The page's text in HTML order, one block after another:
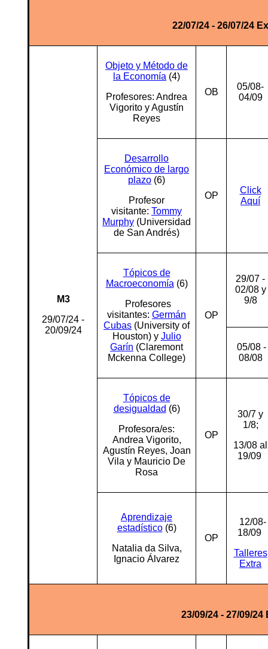
22/07/24 - 26/07/24
M3
29/07/24 -
20/09/24
Objeto y Método de
la Economía (4)
Profesores: Andrea
Vigorito y Agustín
Reyes
OB
05/08-
04/09
Desarrollo
Económico de largo
plazo (6)
Profesor
visitante: Tommy
Murphy (Universidad
de San Andrés)
OP
Click
Aquí
Tópicos de
Macroeconomía (6)
Profesores
visitantes: Germán
Cubas (University of
Houston) y Julio
Garín (Claremont
Mckenna College)
OP
29/07 -
02/08 y
9/8
05/08 -
08/08
Tópicos de
desigualdad (6)
Profesora/es:
Andrea Vigorito,
Agustín Reyes, Joan
Vila y Mauricio De
Rosa
OP
30/7 y
1/8;
13/08 al
19/09
Aprendizaje
estadístico(6)
Natalia da Silva,
Ignacio Álvarez
OP
12/08-
18/09
Talleres
Extra
23/09/24 - 27/09/